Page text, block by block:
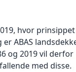
hvor
ABAS
2019 vil
med disse.